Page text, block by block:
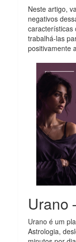
Neste artigo,
negativos
características
trabalhá-las
positivamente
Urano
Urano é um
Astrologia,